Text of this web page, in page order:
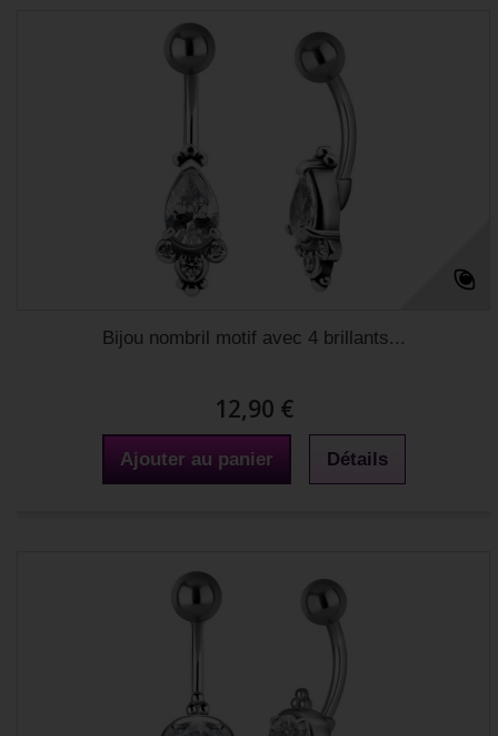
Bijou nombril motif avec 4 brillants...
12,90 €
Ajouter au panier Détails